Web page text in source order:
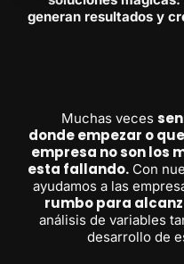
generan resultados y
Muchas veces
donde empezar o
empresa no son los
esta fallando. Con
ayudamos a las
rumbo para
análisis de variables
desarrollo de